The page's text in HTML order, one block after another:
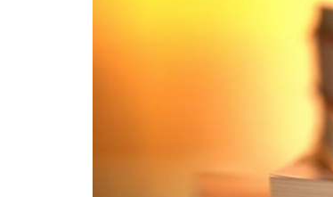
literarios. El momento presente. La
: basada en los procesos
los niños). El mito y el cuento como
: integración de la